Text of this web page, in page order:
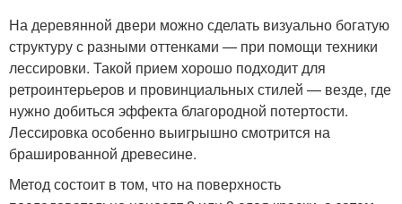
На деревянной двери можно сделать визуально богатую
структуру с разными оттенками — при помощи техники
лессировки. Такой прием хорошо подходит для
ретроинтерьеров и провинциальных стилей — везде, где
нужно добиться эффекта благородной потертости.
Лессировка особенно выигрышно смотрится на
брашированной древесине.
Метод состоит в том, что на поверхность